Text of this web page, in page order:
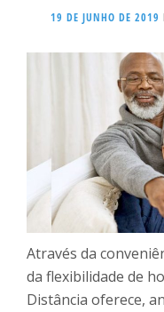
19 DE JUNHO DE 2019
Através da
da flexibilidade de
Distância oferece,